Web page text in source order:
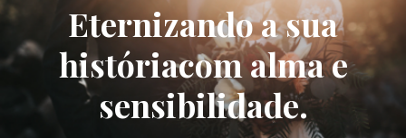
Eternizando a sua
históriacom alma e
sensibilidade.